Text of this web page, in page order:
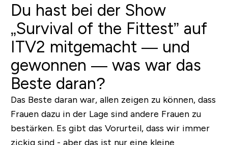
Du hast bei der Show
„Survival of the Fittest” auf
ITV2 mitgemacht — und
gewonnen — was war das
Beste daran?
Das Beste daran war, allen zeigen zu können, dass
Frauen dazu in der Lage sind andere Frauen zu
bestärken. Es gibt das Vorurteil, dass wir immer
zickig sind - aber das ist nur eine kleine